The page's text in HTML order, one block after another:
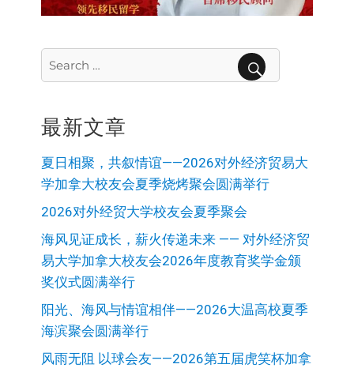
Search
for:
最新文章
夏日相聚，共叙情谊——2026对外经济贸易大
学加拿大校友会夏季烧烤聚会圆满举行
2026对外经贸大学校友会夏季聚会
海风见证成长，薪火传递未来 —— 对外经济贸
易大学加拿大校友会2026年度教育奖学金颁
奖仪式圆满举行
阳光、海风与情谊相伴——2026大温高校夏季
海滨聚会圆满举行
风雨无阻 以球会友——2026第五届虎笑杯加拿